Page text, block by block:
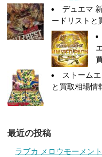
デュエマ
ードリストと
ストーム
と買取相場情
最近の投稿
ラブカ メロウモーメン